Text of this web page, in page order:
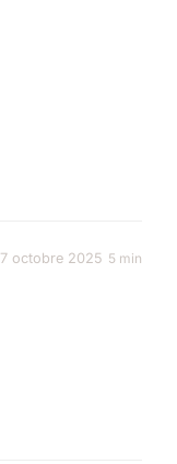
7 octobre 2025 5 min